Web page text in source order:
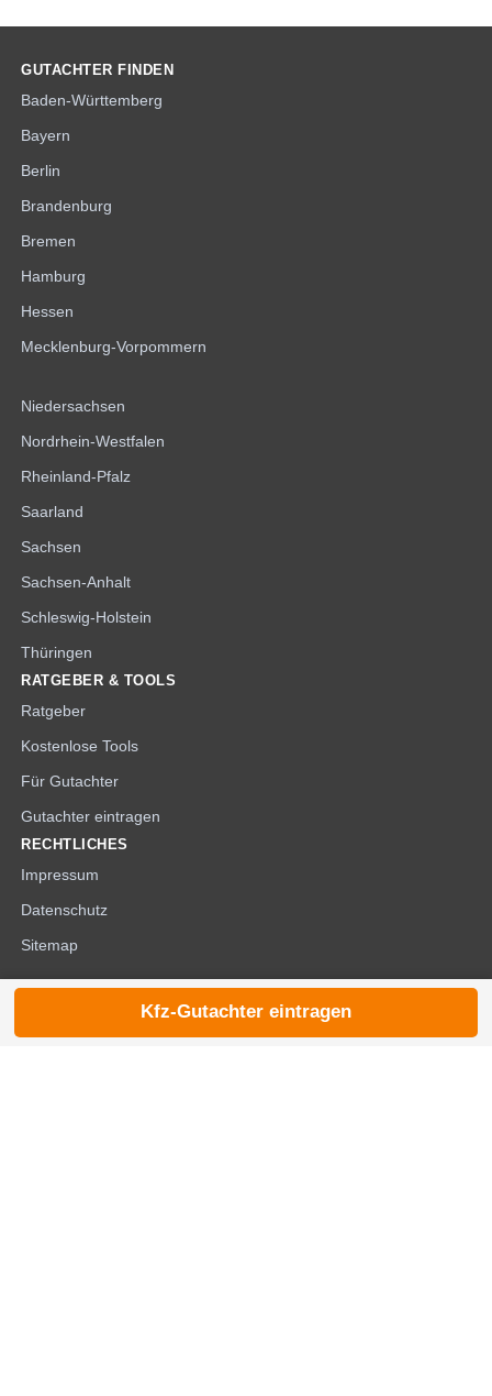
GUTACHTER FINDEN
Baden-Württemberg
Bayern
Berlin
Brandenburg
Bremen
Hamburg
Hessen
Mecklenburg-Vorpommern
Niedersachsen
Nordrhein-Westfalen
Rheinland-Pfalz
Saarland
Sachsen
Sachsen-Anhalt
Schleswig-Holstein
Thüringen
RATGEBER & TOOLS
Ratgeber
Kostenlose Tools
Für Gutachter
Gutachter eintragen
RECHTLICHES
Impressum
Datenschutz
Sitemap
© 2026 die-kfzgutachter.de
Kfz-Gutachter eintragen